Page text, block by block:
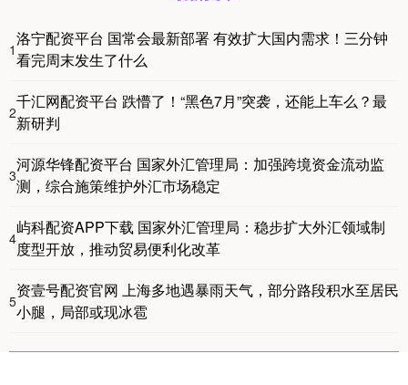
1
洛宁配资平台 国常会最新部署 有效扩大国内需求！三分钟
看完周末发生了什么
2
千汇网配资平台 跌懵了！“黑色7月”突袭，还能上车么？最
新研判
3
河源华锋配资平台 国家外汇管理局：加强跨境资金流动监
测，综合施策维护外汇市场稳定
4
屿科配资APP下载 国家外汇管理局：稳步扩大外汇领域制
度型开放，推动贸易便利化改革
5
资壹号配资官网 上海多地遇暴雨天气，部分路段积水至居民
小腿，局部或现冰雹